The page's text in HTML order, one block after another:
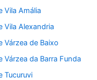
Vila Amália
Vila Alexandria
de Baixo
da Barra Funda
Tucuruvi